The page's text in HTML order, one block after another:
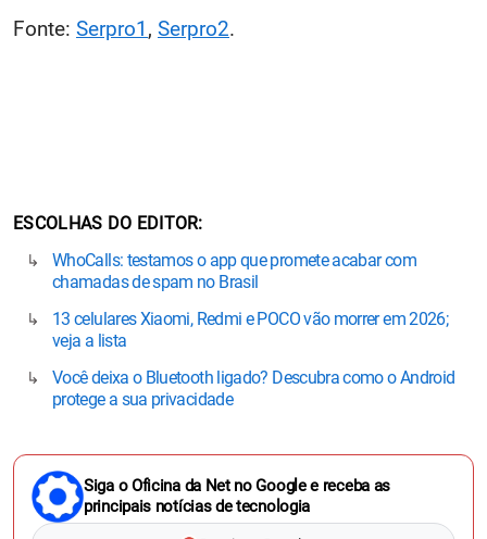
Fonte: Serpro1 , Serpro2.
ESCOLHAS DO EDITOR
WhoCalls: testamos o app que promete acabar com
chamadas de spam no Brasil
13 celulares Xiaomi, Redmi e POCO vão morrer em 2026;
veja a lista
Você deixa o Bluetooth ligado? Descubra como o Android
protege a sua privacidade
Siga o Oficina da Net no Google e receba as
principais notícias de tecnologia